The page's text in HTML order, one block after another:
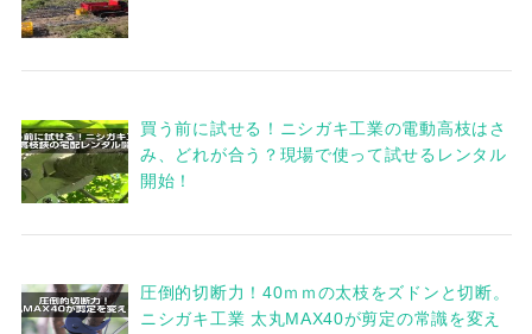
買う前に試せる！ニシガキ工業の電動高枝はさ
み、どれが合う？現場で使って試せるレンタル
開始！
圧倒的切断力！40ｍｍの太枝をズドンと切断。
ニシガキ工業 太丸MAX40が剪定の常識を変え